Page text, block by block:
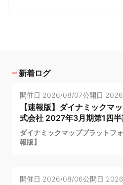
新着ログ
開催日 2026/08/07公開日
【速報版】ダイナミックマ
式会社 2027年3月期第1四
ダイナミックマッププラットフ
報版】
開催日 2026/08/06公開日